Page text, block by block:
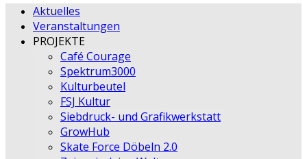
Aktuelles
Veranstaltungen
PROJEKTE
Café Courage
Spektrum3000
Kulturbeutel
FSJ Kultur
Siebdruck- und Grafikwerkstatt
GrowHub
Skate Force Döbeln 2.0